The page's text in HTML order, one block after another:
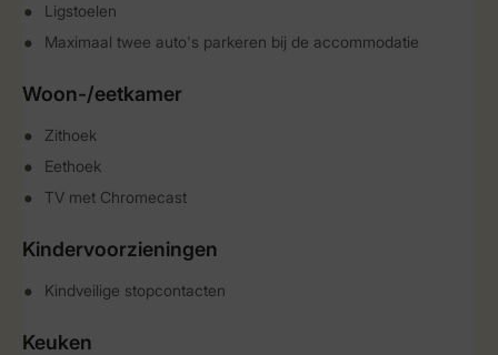
Ligstoelen
Maximaal twee auto's parkeren bij de accommodatie
Woon-/eetkamer
Zithoek
Eethoek
TV met Chromecast
Kindervoorzieningen
Kindveilige stopcontacten
Keuken